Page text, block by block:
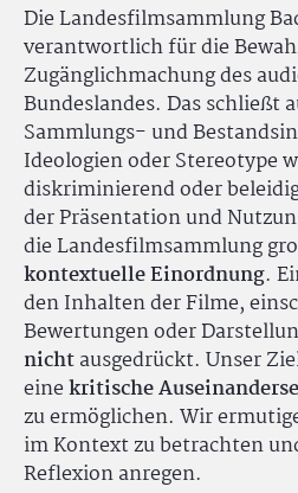
Die Landesfilmsammlung
verantwortlich für die
Zugänglichmachung des
Bundeslandes. Das schließt
Sammlungs- und
Ideologien oder Stereotype
diskriminierend oder
der Präsentation und
die Landesfilmsammlung
kontextuelle Einordnung.
den Inhalten der Filme,
Bewertungen oder
nichtausgedrückt. Unser
einekritische
zu ermöglichen. Wir
im Kontext zu betrachten
Reflexion anregen.